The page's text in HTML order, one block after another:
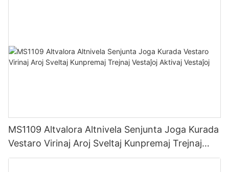
MS1109 Altvalora Altnivela Senjunta Joga Kurada
Vestaro Virinaj Aroj Sveltaj Kunpremaj Trejnaj
Vestaĵoj Aktivaj Vestaĵoj